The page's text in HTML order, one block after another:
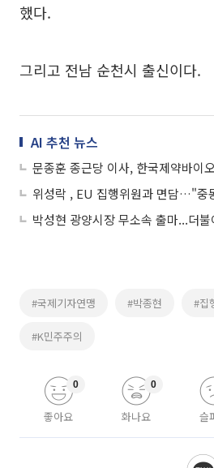
했다.
그리고 전남 순천시 출신이다.
AI 추천 뉴스
박성현 광양시장 무소속 출마...더
#국제기자연맹 #박종현 #집
#K민주주의
좋아요
0
화나요
0
슬